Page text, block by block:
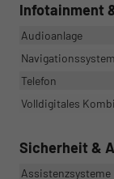
Infotainment
Audioanlage
Navigationssystem
Telefon
Volldigitales
Sicherheit &
Assistenzsysteme